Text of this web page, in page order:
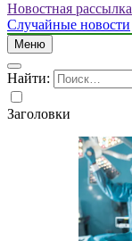
Новостная рассылка
Случайные новости
Меню
Найти:
Заголовки